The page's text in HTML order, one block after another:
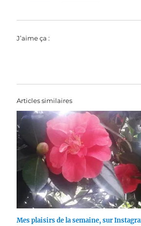
J’aime ça :
Articles similaires
Mes plaisirs de la semaine, sur